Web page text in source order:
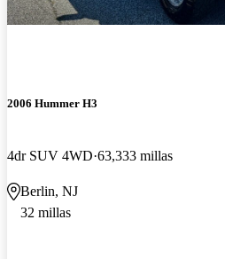
2006 Hummer H3
4dr SUV 4WD 63,333 millas
Berlin, NJ
32 millas